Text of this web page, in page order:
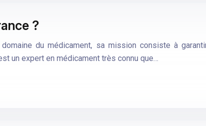
?
du médicament, sa mission consiste à
un expert en médicament très connu que…